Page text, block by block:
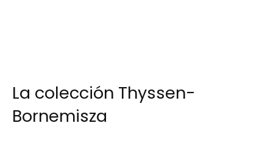
La colección Thyssen-
Bornemisza